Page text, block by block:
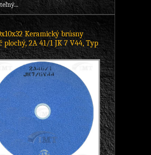
Keramický brúsny
plochý, 2A 41/1 JK 7 V44, Typ